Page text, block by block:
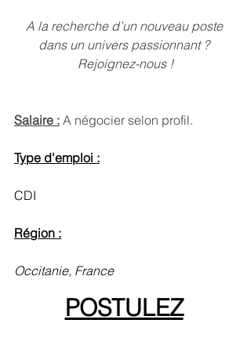
A la recherche d’un nouveau poste
dans un univers passionnant ?
Rejoignez-nous !
Salaire : A négocier selon profil.
Type d'emploi :
CDI
Région :
Occitanie, France
POSTULEZ